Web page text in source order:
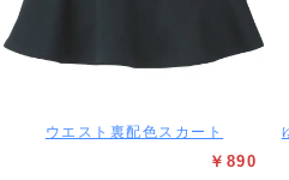
ウエスト裏配色スカート
￥890